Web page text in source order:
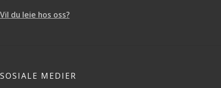
Vil du leie hos oss?
SOSIALE MEDIER